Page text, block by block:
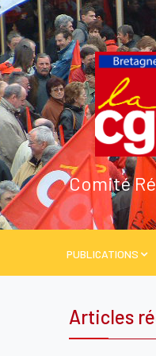
Comité
PUBLICATIONS
Articles